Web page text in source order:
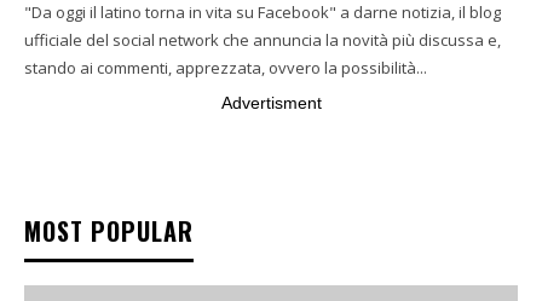
"Da oggi il latino torna in vita su Facebook" a darne notizia, il blog
ufficiale del social network che annuncia la novità più discussa e,
stando ai commenti, apprezzata, ovvero la possibilità...
Advertisment
MOST POPULAR